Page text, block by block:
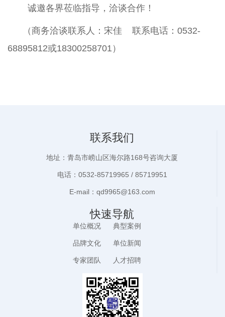
诚邀各界莅临指导，洽谈合作！
（商务洽谈联系人：宋佳 联系电话：0532-
68895812或18300258701）
联系我们
地址：青岛市崂山区海尔路168号咨询大厦
电话：0532-85719965 / 85719951
E-mail：qd9965@163.com
快速导航
单位概况 典型案例
品牌文化 单位新闻
专家团队 人才招聘